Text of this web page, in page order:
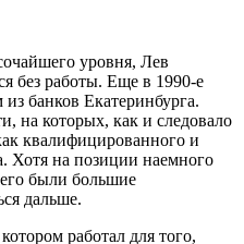
уровня, Лев
без работы. Еще в 1990-е
банков Екатеринбурга.
на которых, как и следовало
квалифицированного и
Хотя на позиции наемного
были большие
дальше.
работал для того,